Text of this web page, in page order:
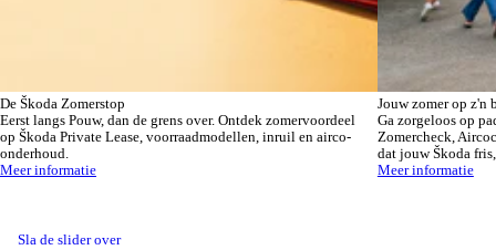
De Škoda Zomerstop
Eerst langs Pouw, dan de grens over. Ontdek zomervoordeel
op Škoda Private Lease, voorraadmodellen, inruil en airco-
onderhoud.
Meer informatie
Jouw zomer op z'n
Ga zorgeloos op
Zomercheck,
dat jouw Škoda
Meer informatie
Sla de slider over